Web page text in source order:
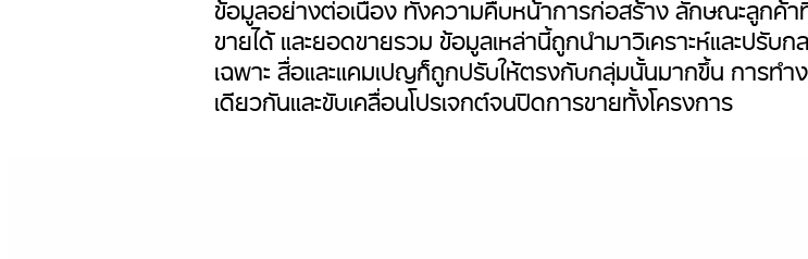
ขายได้ และยอดขายรวม ข้อมูลเหล่านี้ถูกนำมาวิเคราะห์และปรั
เฉพาะ สื่อและแคมเปญก็ถูกปรับให้ตรงกับกลุ่มนั้นมากขึ้น การท
เดียวกันและขับเคลื่อนโปรเจกต์จนปิดการขายทั้งโครงการ